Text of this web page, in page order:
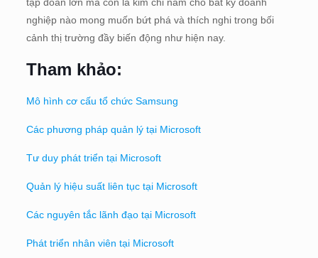
nghiệp nào mong muốn bứt phá và thích nghi trong bối
cảnh thị trường đầy biến động như hiện nay.
Tham khảo:
Mô hình cơ cấu tổ chức Samsung
Các phương pháp quản lý tại Microsoft
Tư duy phát triển tại Microsoft
Quản lý hiệu suất liên tục tại Microsoft
Các nguyên tắc lãnh đạo tại Microsoft
Phát triển nhân viên tại Microsoft